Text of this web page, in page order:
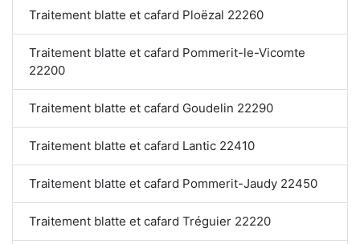
Traitement blatte et cafard Ploëzal 22260
Traitement blatte et cafard Pommerit-le-Vicomte
22200
Traitement blatte et cafard Goudelin 22290
Traitement blatte et cafard Lantic 22410
Traitement blatte et cafard Pommerit-Jaudy 22450
Traitement blatte et cafard Tréguier 22220